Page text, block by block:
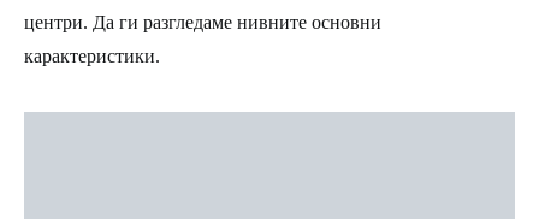
центри. Да ги разгледаме нивните основни
карактеристики.